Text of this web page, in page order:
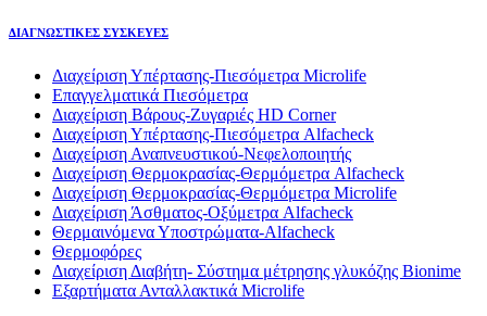
ΔΙΑΓΝΩΣΤΙΚΕΣ ΣΥΣΚΕΥΕΣ
Διαχείριση Υπέρτασης-Πιεσόμετρα Microlife
Επαγγελματικά Πιεσόμετρα
Διαχείριση Βάρους-Ζυγαριές HD Corner
Διαχείριση Υπέρτασης-Πιεσόμετρα Alfacheck
Διαχείριση Αναπνευστικού-Νεφελοποιητής
Διαχείριση Θερμοκρασίας-Θερμόμετρα Alfacheck
Διαχείριση Θερμοκρασίας-Θερμόμετρα Microlife
Διαχείριση Άσθματος-Οξύμετρα Alfacheck
Θερμαινόμενα Υποστρώματα-Alfacheck
Θερμοφόρες
Διαχείριση Διαβήτη- Σύστημα μέτρησης γλυκόζης Bionime
Εξαρτήματα Ανταλλακτικά Microlife